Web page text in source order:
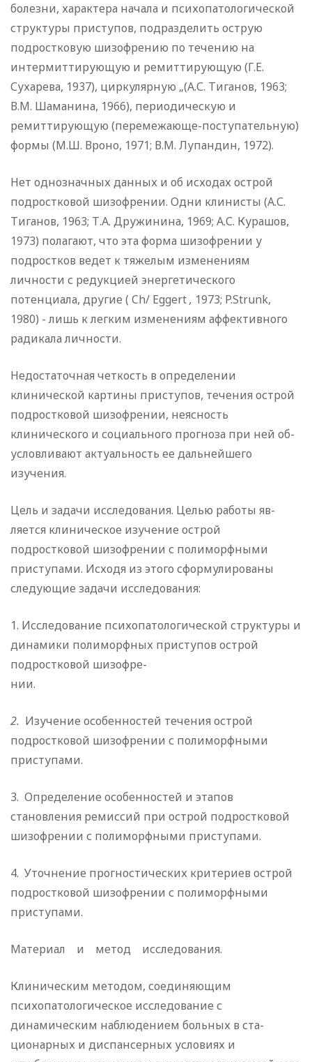
болезни, характера начала и психопатологической
структуры присту­пов, подразделить острую
подростковую шизофрению по тече­нию на
интермиттирующую и ремиттирующую (Г.Е.
Сухарева, 1937), циркулярную „(А.С. Тиганов, 1963;
В.М. Шаманина, 1966), периодическую и
ремиттирующую (перемежающе-по­ступательную)
формы (М.Ш. Вроно, 1971; В.М. Лупандин, 1972).
Нет однозначных данных и об исходах острой
подростко­вой шизофрении. Одни клинисты (А.С.
Тиганов, 1963; Т.А. Дружинина, 1969; А.С. Курашов,
1973) полагают, что эта форма шизофрении у
подростков ведет к тяжелым изменени­ям
личности с редукцией энергетического
потенциала, дру­гие ( Ch/ Eggert, 1973; P.Strunk,
1980) - лишь к лег­ким изменениям аффективного
радикала личности.
Недостаточная четкость в определении
клинической кар­тины приступов, течения острой
подростковой шизофрении, неясность
клинического и социального прогноза при ней об­
условливают актуальность ее дальнейшего
изучения.
Цель и задачи исследования. Целью работы яв­
ляется клиническое изучение острой
подростковой шизофрении с полиморфными
приступами. Исходя из этого сформулирова­ны
следующие задачи исследования:
1. Исследование психопатологической структуры и
дина­мики полиморфных приступов острой
подростковой шизофре­
нии.
2. Изучение особенностей течения острой
подростковой шизофрении с полиморфными
приступами.
3. Определение особенностей и этапов
становления ре­миссий при острой подростковой
шизофрении с полиморфны­ми приступами.
4. Уточнение прогностических критериев острой
подрост­ковой шизофрении с полиморфными
приступами.
Материал и метод исследования.
Клиническим методом, соединяющим
психопатологическое исследование с
динамическим наблюдением больных в ста­
ционарных и диспансерных условиях и